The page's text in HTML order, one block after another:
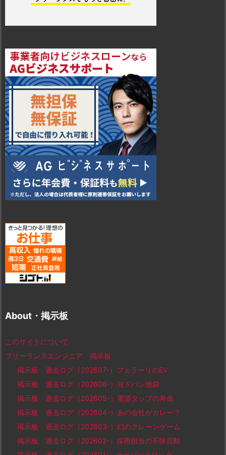
About・掲示板
このサイトについて
フリーランスエンジニア 掲示板
掲示板 過去ログ（202607-）フェラーリのEV
掲示板 過去ログ（202606-）ヨドバシ池袋
掲示板 過去ログ（202605-）電源タップの寿命
掲示板 過去ログ（202604-）あの会社がカレー？
掲示板 過去ログ（202603-）幻のクレーンゲーム
掲示板 過去ログ（202602-）採用担当の不快言動